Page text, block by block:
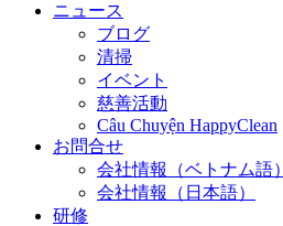
ニュース
ブログ
清掃
イベント
慈善活動
Câu Chuyện HappyClean
お問合せ
会社情報（ベトナム語）
会社情報（日本語）
研修